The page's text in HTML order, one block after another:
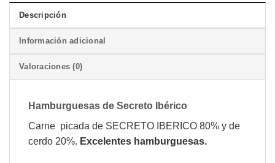
Descripción
Información adicional
Valoraciones (0)
Hamburguesas de Secreto Ibérico
Carne picada de SECRETO IBERICO 80% y de
cerdo 20%. Excelentes hamburguesas.